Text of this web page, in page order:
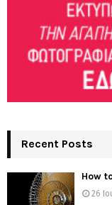
Recent Posts
How
26